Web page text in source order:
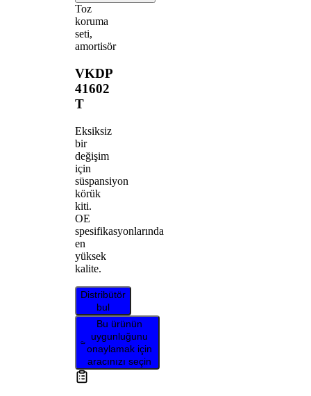
Toz
koruma
seti,
amortisör
VKDP
41602
T
Eksiksiz
bir
değişim
için
süspansiyon
körük
kiti.
OE
spesifikasyonlarında
en
yüksek
kalite.
Distribütör
bul
Bu ürünün
uygunluğunu
onaylamak için
aracınızı seçin